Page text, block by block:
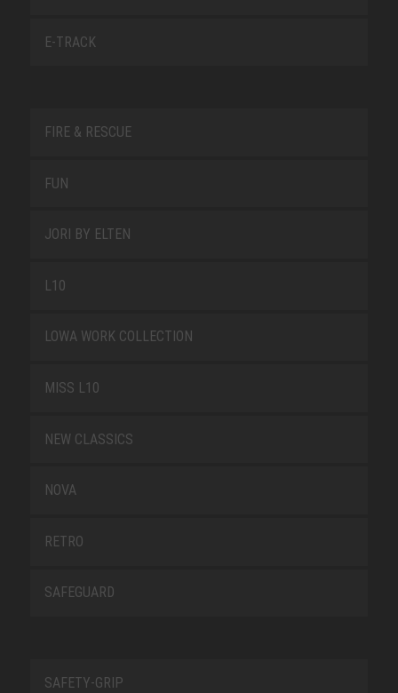
E-TRACK
FIRE & RESCUE
FUN
JORI BY ELTEN
L10
LOWA WORK COLLECTION
MISS L10
NEW CLASSICS
NOVA
RETRO
SAFEGUARD
SAFETY-GRIP